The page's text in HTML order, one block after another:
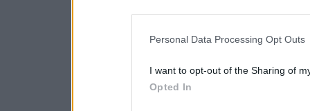
Personal Data Processing Opt Outs
I want to opt-out of the Sharing of
Opted In